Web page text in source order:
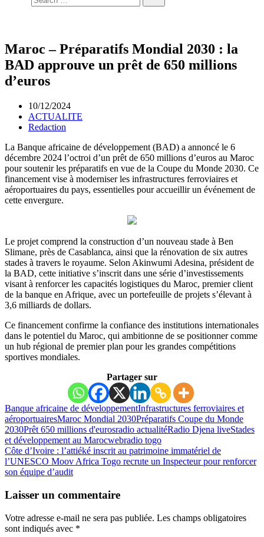
Maroc – Préparatifs Mondial 2030 : la
BAD approuve un prêt de 650 millions
d’euros
10/12/2024
ACTUALITE
Redaction
La Banque africaine de développement (BAD) a annoncé le 6
décembre 2024 l’octroi d’un prêt de 650 millions d’euros au Maroc
pour soutenir les préparatifs en vue de la Coupe du Monde 2030. Ce
financement vise à moderniser les infrastructures ferroviaires et
aéroportuaires du pays, essentielles pour accueillir un événement de
cette envergure.
Le projet comprend la construction d’un nouveau stade à Ben
Slimane, près de Casablanca, ainsi que la rénovation de six autres
stades à travers le royaume. Selon Akinwumi Adesina, président de
la BAD, cette initiative s’inscrit dans une série d’investissements
visant à renforcer les capacités logistiques du Maroc, premier client
de la banque en Afrique, avec un portefeuille de projets s’élevant à
3,6 milliards de dollars.
Ce financement confirme la confiance des institutions internationales
dans le potentiel du Maroc, qui ambitionne de se positionner comme
un hub régional de premier plan pour les grandes compétitions
sportives mondiales.
Partager sur
Banque africaine de développementInfrastructures ferroviaires et
aéroportuairesMaroc Mondial 2030Préparatifs Coupe du Monde
2030Prêt 650 millions d'eurosradio actualitéRadio Djena liveStades
et développement au Marocwebradio togo
Côte d’Ivoire : l’attiéké inscrit au patrimoine immatériel de
l’UNESCO Moov Africa Togo recrute un Inspecteur pour renforcer
son équipe d’audit
Laisser un commentaire
Votre adresse e-mail ne sera pas publiée. Les champs obligatoires
sont indiqués avec *